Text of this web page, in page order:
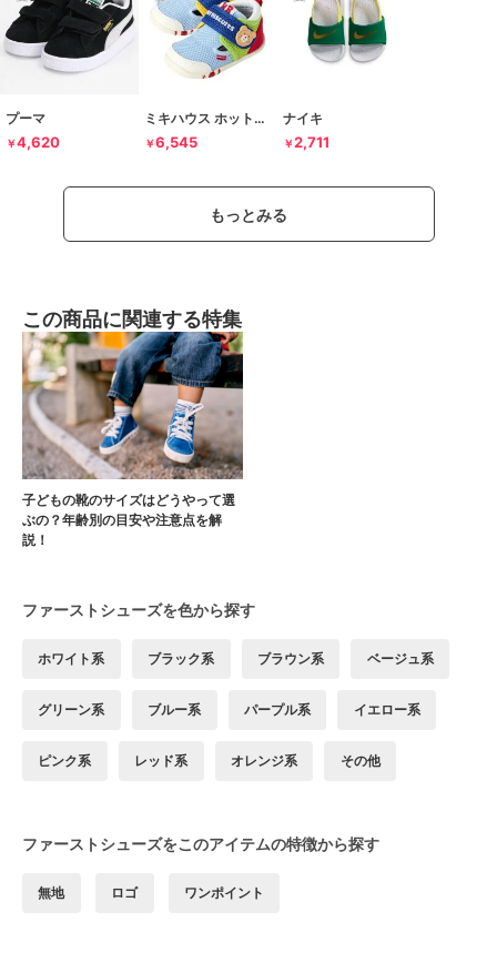
プーマ
￥4,620
ミキハウス ホットビスケッツ
￥6,545
ナイキ
￥2,711
もっとみる
この商品に関連する特集
子どもの靴のサイズはどうやって選
ぶの？年齢別の目安や注意点を解
説！
ファーストシューズを色から探す
ホワイト系 ブラック系 ブラウン系 ベージュ系
グリーン系 ブルー系 パープル系 イエロー系
ピンク系 レッド系 オレンジ系 その他
ファーストシューズをこのアイテムの特徴から探す
無地 ロゴ ワンポイント